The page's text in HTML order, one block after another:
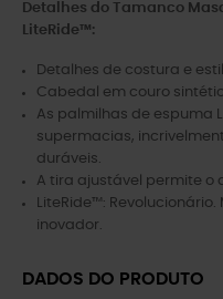
Detalhes do Tamanco
LiteRide™:
Detalhes de costura e
Cabedal em couro
As palmilhas de espuma
supermacias,
duráveis.
A tira ajustável permite o
LiteRide™:
inovador.
DADOS DO PRODUTO